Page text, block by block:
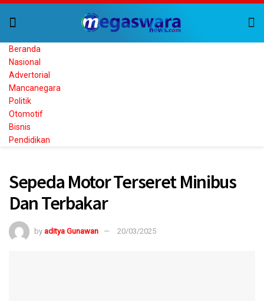
Beranda
Nasional
Advertorial
Mancanegara
Politik
Otomotif
Bisnis
Pendidikan
Sepeda Motor Terseret Minibus
Dan Terbakar
by aditya Gunawan 20/03/2025